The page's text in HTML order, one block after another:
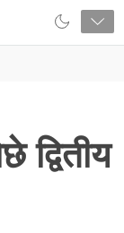
द्वितीय